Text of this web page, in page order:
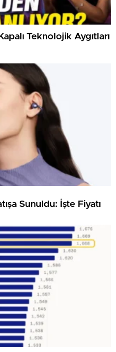
Teknolojik Aygıtları
Sunuldu: İşte Fiyatı